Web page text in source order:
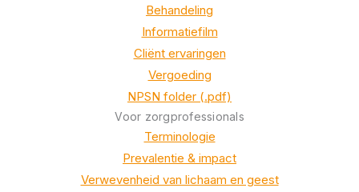
Behandeling
Informatiefilm
Cliënt ervaringen
Vergoeding
NPSN folder (.pdf)
Voor zorgprofessionals
Terminologie
Prevalentie & impact
Verwevenheid van lichaam en geest